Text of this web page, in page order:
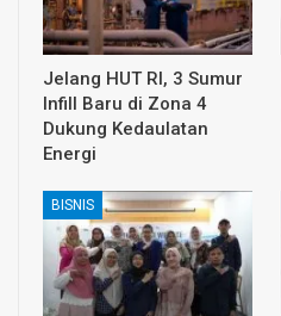
Jelang HUT RI, 3 Sumur
Infill Baru di Zona 4
Dukung Kedaulatan
Energi
BISNIS